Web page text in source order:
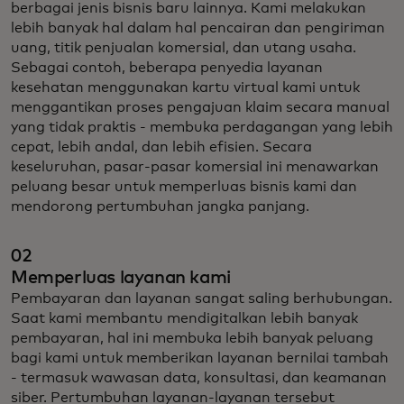
berbagai jenis bisnis baru lainnya. Kami melakukan
lebih banyak hal dalam hal pencairan dan pengiriman
uang, titik penjualan komersial, dan utang usaha.
Sebagai contoh, beberapa penyedia layanan
kesehatan menggunakan kartu virtual kami untuk
menggantikan proses pengajuan klaim secara manual
yang tidak praktis - membuka perdagangan yang lebih
cepat, lebih andal, dan lebih efisien. Secara
keseluruhan, pasar-pasar komersial ini menawarkan
peluang besar untuk memperluas bisnis kami dan
mendorong pertumbuhan jangka panjang.
02
Memperluas layanan kami
Pembayaran dan layanan sangat saling berhubungan.
Saat kami membantu mendigitalkan lebih banyak
pembayaran, hal ini membuka lebih banyak peluang
bagi kami untuk memberikan layanan bernilai tambah
- termasuk wawasan data, konsultasi, dan keamanan
siber. Pertumbuhan layanan-layanan tersebut